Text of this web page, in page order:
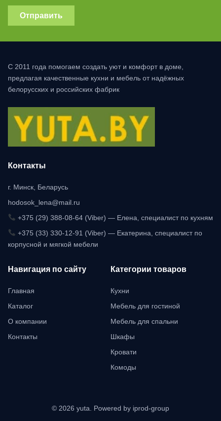
Отправить
С 2011 года помогаем создать уют и комфорт в доме,
предлагая качественные кухни и мебель от надёжных
белорусских и российских фабрик
Контакты
г. Минск, Беларусь
hodosok_lena@mail.ru
+375 (29) 388-08-64 (Viber) — Елена, специалист по кухням
+375 (33) 330-12-91 (Viber) — Екатерина, специалист по
корпусной и мягкой мебели
Навигация по сайту
Главная
Каталог
О компании
Контакты
Категории товаров
Кухни
Мебель для гостиной
Мебель для спальни
Шкафы
Кровати
Комоды
© 2026 yuta. Powered by iprod-group